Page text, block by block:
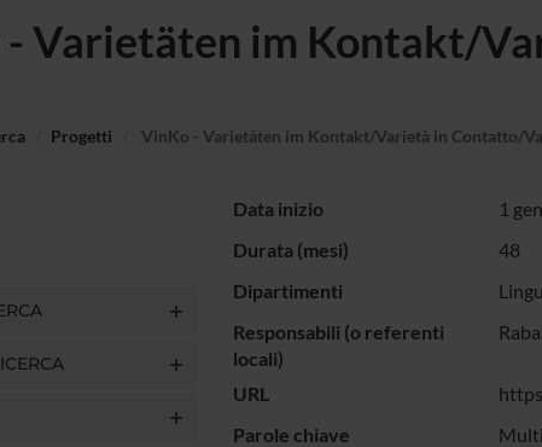
Varietäten im Kontakt/
Progetti VinKo - Varietäten im Kontakt/Varietà in Contatto/
Data inizio
1
Durata (mesi)
48
Dipartimenti
Responsabili (o referenti
locali)
URL
Parole chiave